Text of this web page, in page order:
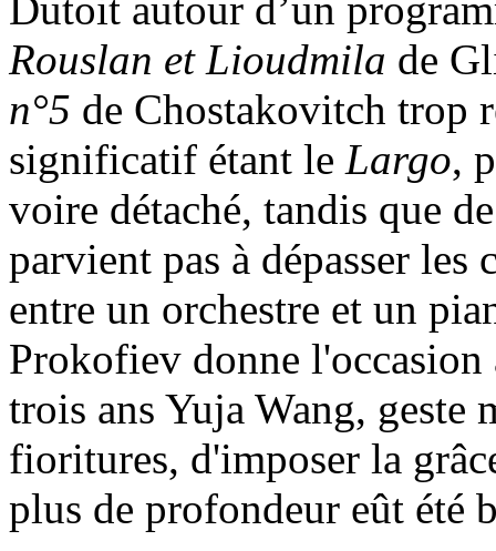
Rouslan et Lioudmila de
n°5 de Chostakovitch trop
significatif étant le Largo,
voire détaché, tandis que
parvient pas à dépasser
entre un orchestre et un
Prokofiev donne
trois ans Yuja Wang, geste
fioritures, d'imposer la
plus de profondeur eût été